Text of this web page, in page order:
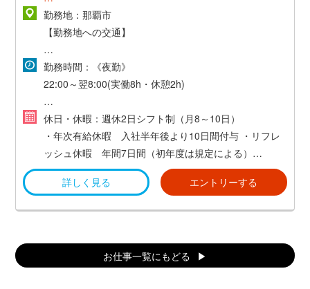
*昇給年1回*
*賞与年2回*
*家族手当有*
*交通費規定支給(上限30,000円)*
勤務地：那覇市
【勤務地への交通】
・マイカー通勤可能
・*交通費規定支給(上限30,000円)*
・ゆいレール県庁前駅より徒歩7分
勤務時間：《夜勤》
22:00～翌8:00(実働8h・休憩2h)
*実働8h・休憩1h*
*月20～21日出勤 *
休日・休暇：週休2日シフト制（月8～10日）
・年次有給休暇 入社半年後より10日間付与 ・リフレ
ッシュ休暇 年間7日間（初年度は規定による）
・慶弔休暇
詳しく見る
エントリーする
お仕事一覧にもどる